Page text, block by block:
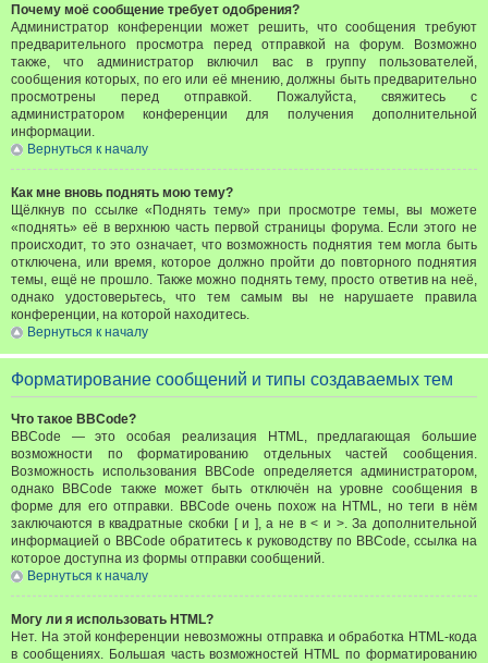
Почему моё сообщение требует одобрения?
Администратор конференции может решить, что сообщения требуют
предварительного просмотра перед отправкой на форум. Возможно
также, что администратор включил вас в группу пользователей,
сообщения которых, по его или её мнению, должны быть предварительно
просмотрены перед отправкой. Пожалуйста, свяжитесь с
администратором конференции для получения дополнительной
информации.
Вернуться к началу
Как мне вновь поднять мою тему?
Щёлкнув по ссылке «Поднять тему» при просмотре темы, вы можете
«поднять» её в верхнюю часть первой страницы форума. Если этого не
происходит, то это означает, что возможность поднятия тем могла быть
отключена, или время, которое должно пройти до повторного поднятия
темы, ещё не прошло. Также можно поднять тему, просто ответив на неё,
однако удостоверьтесь, что тем самым вы не нарушаете правила
конференции, на которой находитесь.
Вернуться к началу
Форматирование сообщений и типы создаваемых тем
Что такое BBCode?
BBCode — это особая реализация HTML, предлагающая большие
возможности по форматированию отдельных частей сообщения.
Возможность использования BBCode определяется администратором,
однако BBCode также может быть отключён на уровне сообщения в
форме для его отправки. BBCode очень похож на HTML, но теги в нём
заключаются в квадратные скобки [ и ], а не в < и >. За дополнительной
информацией о BBCode обратитесь к руководству по BBCode, ссылка на
которое доступна из формы отправки сообщений.
Вернуться к началу
Могу ли я использовать HTML?
Нет. На этой конференции невозможны отправка и обработка HTML-кода
в сообщениях. Большая часть возможностей HTML по форматированию